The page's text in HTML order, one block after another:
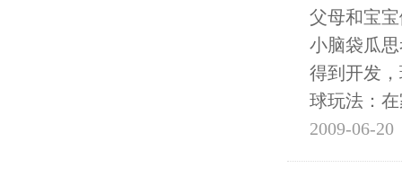
父母和宝
小脑袋瓜
得到开发
球玩法：
2009-06-20